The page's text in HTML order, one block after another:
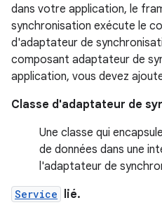
dans votre application, le
synchronisation exécute le
d'adaptateur de
composant adaptateur de
application, vous devez
Classe d'adaptateur de
Une classe qui
de données dans une
l'adaptateur de
Service lié.